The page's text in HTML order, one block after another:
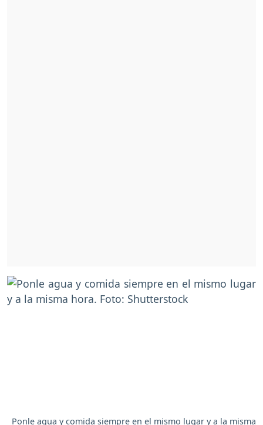
Ponle agua y comida siempre en el mismo lugar y a la misma